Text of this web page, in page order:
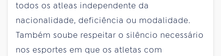
todos os atleas independente da
nacionalidade, deficiência ou modalidade.
Também soube respeitar o silêncio necessário
nos esportes em que os atletas com